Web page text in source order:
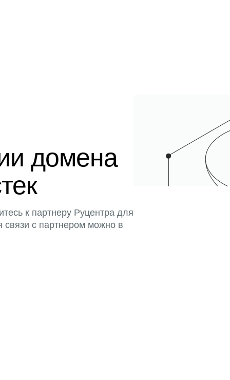
домена
к партнеру Руцентра для
связи с партнером можно в